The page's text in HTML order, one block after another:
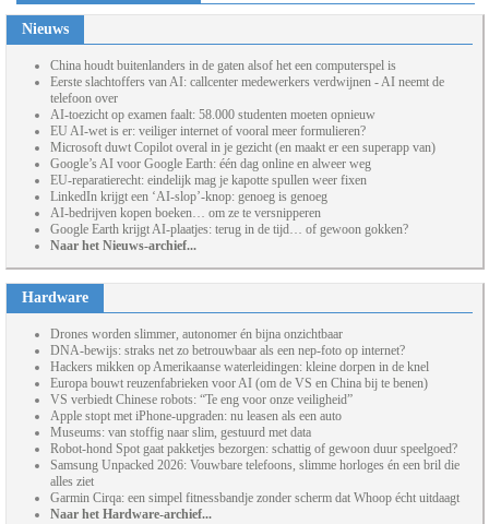
Nieuws
China houdt buitenlanders in de gaten alsof het een computerspel is
Eerste slachtoffers van AI: callcenter medewerkers verdwijnen - AI neemt de
telefoon over
AI-toezicht op examen faalt: 58.000 studenten moeten opnieuw
EU AI-wet is er: veiliger internet of vooral meer formulieren?
Microsoft duwt Copilot overal in je gezicht (en maakt er een superapp van)
Google’s AI voor Google Earth: één dag online en alweer weg
EU-reparatierecht: eindelijk mag je kapotte spullen weer fixen
LinkedIn krijgt een ‘AI-slop’-knop: genoeg is genoeg
AI-bedrijven kopen boeken… om ze te versnipperen
Google Earth krijgt AI-plaatjes: terug in de tijd… of gewoon gokken?
Naar het Nieuws-archief...
Hardware
Drones worden slimmer, autonomer én bijna onzichtbaar
DNA-bewijs: straks net zo betrouwbaar als een nep-foto op internet?
Hackers mikken op Amerikaanse waterleidingen: kleine dorpen in de knel
Europa bouwt reuzenfabrieken voor AI (om de VS en China bij te benen)
VS verbiedt Chinese robots: “Te eng voor onze veiligheid”
Apple stopt met iPhone-upgraden: nu leasen als een auto
Museums: van stoffig naar slim, gestuurd met data
Robot-hond Spot gaat pakketjes bezorgen: schattig of gewoon duur speelgoed?
Samsung Unpacked 2026: Vouwbare telefoons, slimme horloges én een bril die
alles ziet
Garmin Cirqa: een simpel fitnessbandje zonder scherm dat Whoop écht uitdaagt
Naar het Hardware-archief...